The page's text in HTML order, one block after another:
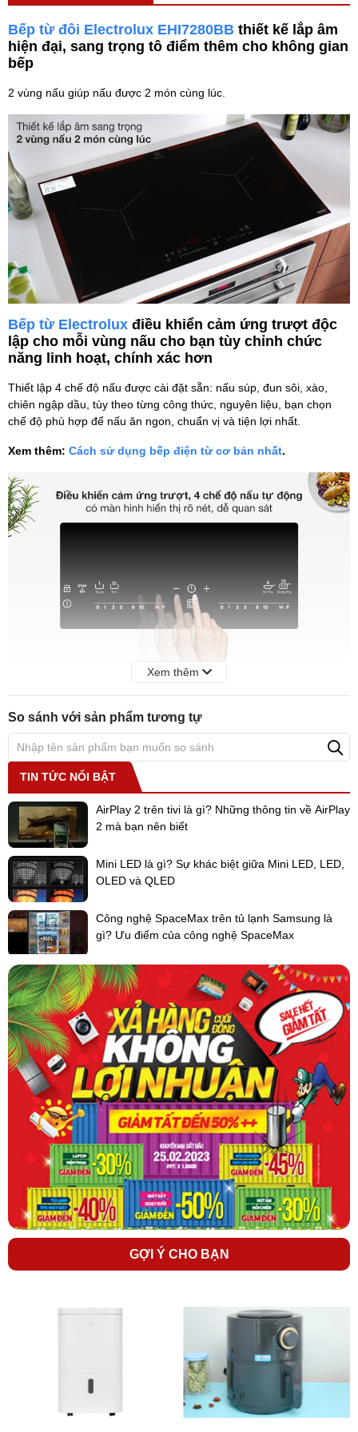
Bếp từ đôi Electrolux EHI7280BB thiết kế lắp âm
hiện đại, sang trọng tô điểm thêm cho không gian
bếp
2 vùng nấu giúp nấu được 2 món cùng lúc.
Bếp từ Electrolux điều khiển cảm ứng trượt độc
lập cho mỗi vùng nấu cho bạn tùy chỉnh chức
năng linh hoạt, chính xác hơn
Thiết lập 4 chế độ nấu được cài đặt sẵn: nấu súp, đun sôi, xào,
chiên ngập dầu, tùy theo từng công thức, nguyên liệu, bạn chọn
chế độ phù hợp để nấu ăn ngon, chuẩn vị và tiện lợi nhất.
Xem thêm: Cách sử dụng bếp điện từ cơ bản nhất.
lực, chịu nhiệt lớn, cho độ bền cao, dễ dàng vệ
sinh
2 vùng bếp độc lập với công suất mỗi bếp 2000W,
tổng công suất tối đa 3700W khi bật 2 bếp cùng
lúc
Tính năng Booster gia tăng nhiệt nhanh lên đến 3200W, chỉ mất 3
phút đun sôi 1 lít nước.
Với tổng công suất 3700W, bếp sử dụng điện nối qua aptomat
(CB).
có chức năng hẹn giờ tiện lợi
Tùy theo từng công thức nấu, người dùng chọn thời gian hẹn thích
hợp cho món ăn và khi hết giờ hẹn, bếp sẽ tự động ngắt điện, đảm
bảo món ăn được nấu chín ngon, không cháy khét.
Xem thêm
So sánh với sản phẩm tương tự
TIN TỨC NỔI BẬT
AirPlay 2 trên tivi là gì? Những thông tin về AirPlay
2 mà bạn nên biết
Mini LED là gì? Sự khác biệt giữa Mini LED, LED,
OLED và QLED
Công nghệ SpaceMax trên tủ lạnh Samsung là
gì? Ưu điểm của công nghệ SpaceMax
GỢI Ý CHO BẠN